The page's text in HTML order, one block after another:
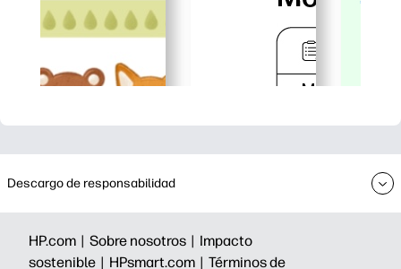
Descargo de responsabilidad
HP.com | Sobre nosotros | Impacto
sostenible | HPsmart.com | Términos de